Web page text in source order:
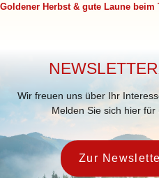
Goldener Herbst & gute Laune beim
NEWSLETTER
Wir freuen uns über Ihr
Melden Sie sich hier für
Zur